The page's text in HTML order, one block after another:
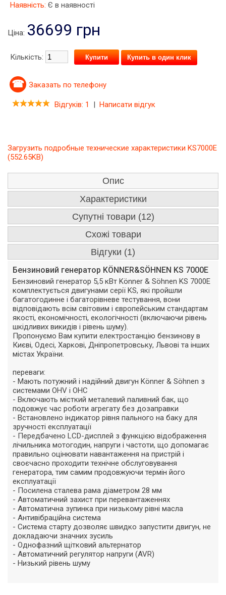
Наявність: Є в наявності
Ціна: 36699 грн
Кількість: Купить в один клик
Заказать по телефону
Відгуків: 1 | Написати відгук
Загрузить подробные технические характеристики KS7000Е
(552.65KB)
Опис
Характеристики
Супутні товари (12)
Схожі товари
Відгуки (1)
Бензиновий генератор KÖNNER&SÖHNEN KS 7000E
Бензиновий генератор 5,5 кВт Könner & Söhnen KS 7000E
комплектується двигунами серії KS, які пройшли
багатогодинне і багаторівневе тестування, вони
відповідають всім світовим і європейським стандартам
якості, економічності, екологічності (включаючи рівень
шкідливих викидів і рівень шуму).
Пропонуємо Вам купити електростанцію бензинову в
Києві, Одесі, Харкові, Дніпропетровську, Львові та інших
містах України.
переваги:
- Мають потужний і надійний двигун Könner & Söhnen з
системами OHV і OHC
- Включають місткий металевий паливний бак, що
подовжує час роботи агрегату без дозаправки
- Встановлено індикатор рівня пального на баку для
зручності експлуатації
- Передбачено LCD-дисплей з функцією відображення
лічильника мотогодин, напруги і частоти, що допомагає
правильно оцінювати навантаження на пристрій і
своєчасно проходити технічне обслуговування
генератора, тим самим продовжуючи термін його
експлуатації
- Посилена сталева рама діаметром 28 мм
- Автоматичний захист при перевантаженнях
- Автоматична зупинка при низькому рівні масла
- Антивібраційна система
- Система старту дозволяє швидко запустити двигун, не
докладаючи значних зусиль
- Однофазний щітковий альтернатор
- Автоматичний регулятор напруги (AVR)
- Низький рівень шуму